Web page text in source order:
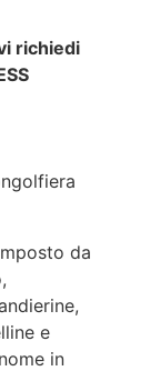
richiedi
da
e
in